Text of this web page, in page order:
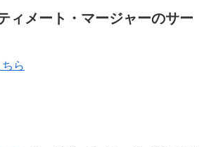
ィメート・マージャーのサー
ら